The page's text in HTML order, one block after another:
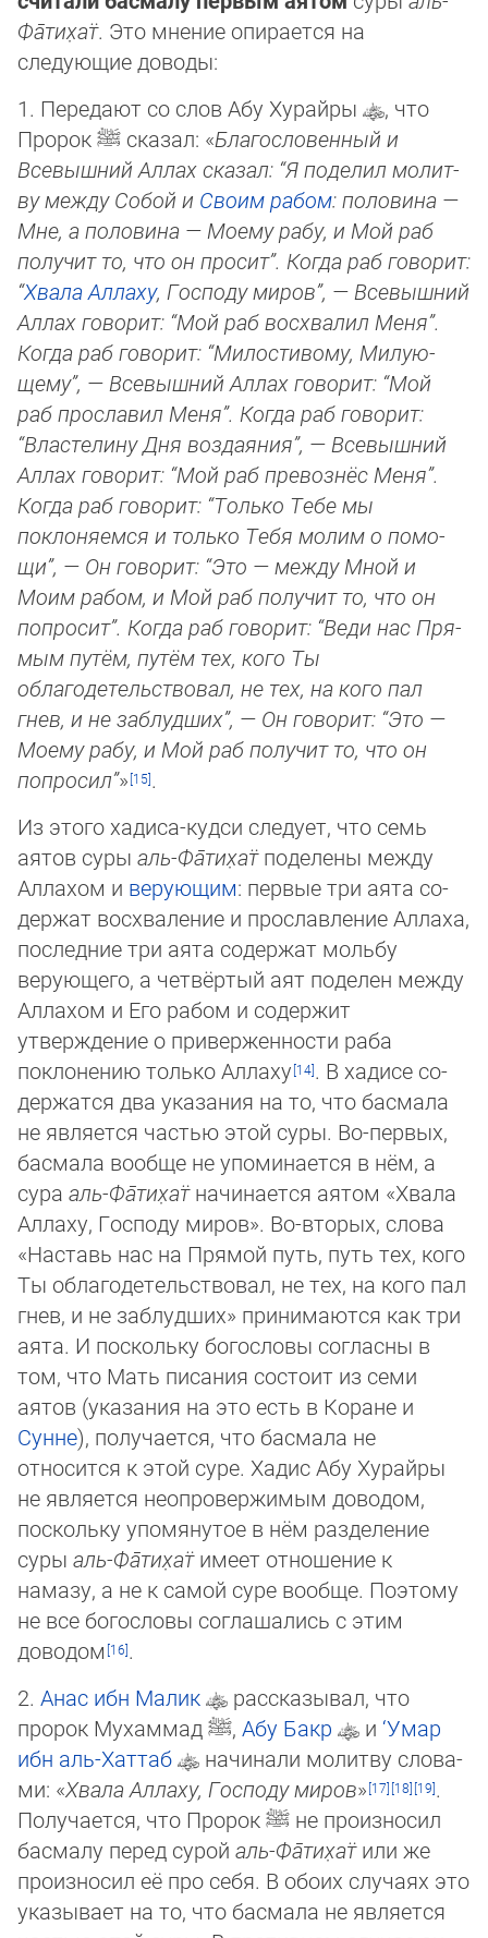
Фа̄­ти­х̣ат̈. Это мнение опирается на
следующие доводы:
1. Передают со слов Абу Хурайры
, что
Пророкﷺ сказал: «Благословенный и
Всевышний Аллах сказал: “Я поделил мо­лит­
ву между Собой и Своим рабом: половина —
Мне, а половина — Моему рабу, и Мой раб
получит то, что он просит”. Когда раб го­во­рит:
“Хвала Аллаху, Господу миров”, — Всевышний
Аллах говорит: “Мой раб восхвалил Меня”.
Когда раб го­во­рит: “Ми­лос­ти­во­му, Ми­лую­
щему”, — Всевышний Аллах говорит: “Мой
раб прославил Меня”. Когда раб говорит:
“Властелину Дня воздаяния”, — Все­выш­ний
Аллах говорит: “Мой раб превознёс Меня”.
Когда раб говорит: “Только Тебе мы
поклоняемся и только Тебя молим о по­мо­
щи”, — Он говорит: “Это — между Мной и
Моим рабом, и Мой раб получит то, что он
попросит”. Когда раб говорит: “Веди нас Пря­
мым путём, путём тех, кого Ты
облагодетельствовал, не тех, на кого пал
гнев, и не заблудших”, — Он говорит: “Это —
Мое­му ра­бу, и Мой раб получит то, что он
попросил”»
.
Из этого хадиса-кудси следует, что семь
аятов суры аль-Фа̄­ти­х̣ат̈поделены меж­ду
Аллахом и верующим: первые три аята со­
дер­жат восхваление и прославление Аллаха,
последние три аята содержат мольбу
верующего, а четвёртый аят поделен меж­ду
Аллахом и Его рабом и содержит
утверждение о приверженности раба
поклонению только Аллаху
. В хадисе со­
дер­жат­ся два указания на то, что басмала
не является частью этой суры. Во-первых,
басмала вообще не упоминается в нём, а
сура аль-Фа̄­ти­х̣ат̈начинается аятом «Хвала
Аллаху, Господу миров». Во-вторых, слова
«Наставь нас на Прямой путь, путь тех, кого
Ты облагодетельствовал, не тех, на кого пал
гнев, и не заблудших» принимаются как три
аята. И поскольку богословы согласны в
том, что Мать писания состоит из семи
аятов (указания на это есть в Коране и
Сунне), получается, что басмала не
относится к этой суре. Хадис Абу Хурайры
не является неопровержимым доводом,
поскольку упомянутое в нём раз­де­ле­ние
суры аль-Фа̄­ти­х̣ат̈имеет отношение к
намазу, а не к самой суре вообще. Поэтому
не все богословы соглашались с этим
доводом
.
2. Анас ибн Малик
рассказывал, что
пророк Мухаммадﷺ, Абу Бакр и ‘Умар
ибн аль-Хаттаб
начинали молитву сло­ва­
ми: «Хвала Аллаху, Господу миров»
.
Получается, что Пророкﷺ не произносил
басмалу перед сурой аль-Фа̄­ти­х̣ат̈или же
произносил её про себя. В обоих случаях это
указывает на то, что басмала не является